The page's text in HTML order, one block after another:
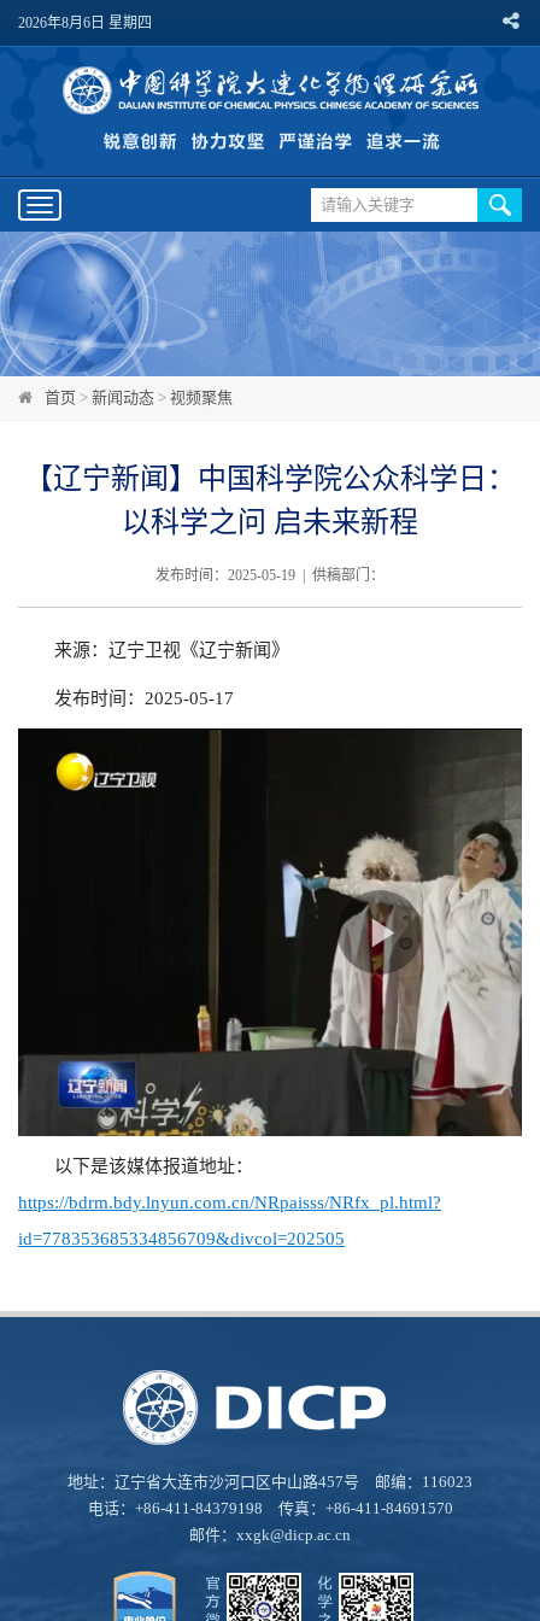
2026年8月6日 星期四
Toggle
navigation
首页 > 新闻动态 > 视频聚焦
【辽宁新闻】中国科学院公众科学日：
以科学之问 启未来新程
发布时间：2025-05-19 | 供稿部门：
来源：辽宁卫视《辽宁新闻》
发布时间：2025-05-17
以下是该媒体报道地址：
https://bdrm.bdy.lnyun.com.cn/NRpaisss/NRfx_pl.html?
id=778353685334856709&divcol=202505
地址：辽宁省大连市沙河口区中山路457号 邮编：116023
电话：+86-411-84379198 传真：+86-411-84691570
邮件： xxgk@dicp.ac.cn